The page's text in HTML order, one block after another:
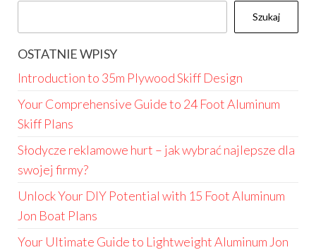
Szukaj
OSTATNIE WPISY
Introduction to 35m Plywood Skiff Design
Your Comprehensive Guide to 24 Foot Aluminum
Skiff Plans
Słodycze reklamowe hurt – jak wybrać najlepsze dla
swojej firmy?
Unlock Your DIY Potential with 15 Foot Aluminum
Jon Boat Plans
Your Ultimate Guide to Lightweight Aluminum Jon